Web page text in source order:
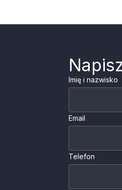
Imię i nazwisko
Email
Telefon